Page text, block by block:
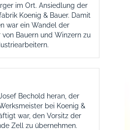
Badminton
Home
Body Balance
Karnevalsgesellschaft
Home
Kegeln
Chronik
Satzung
im Ort. Ansiedlung der
Koenig & Bauer. Damit
war ein Wandel der
Bauern und Winzern zu
Bechold heran, der
bei Koenig &
war, den Vorsitz der
Zell zu übernehmen.